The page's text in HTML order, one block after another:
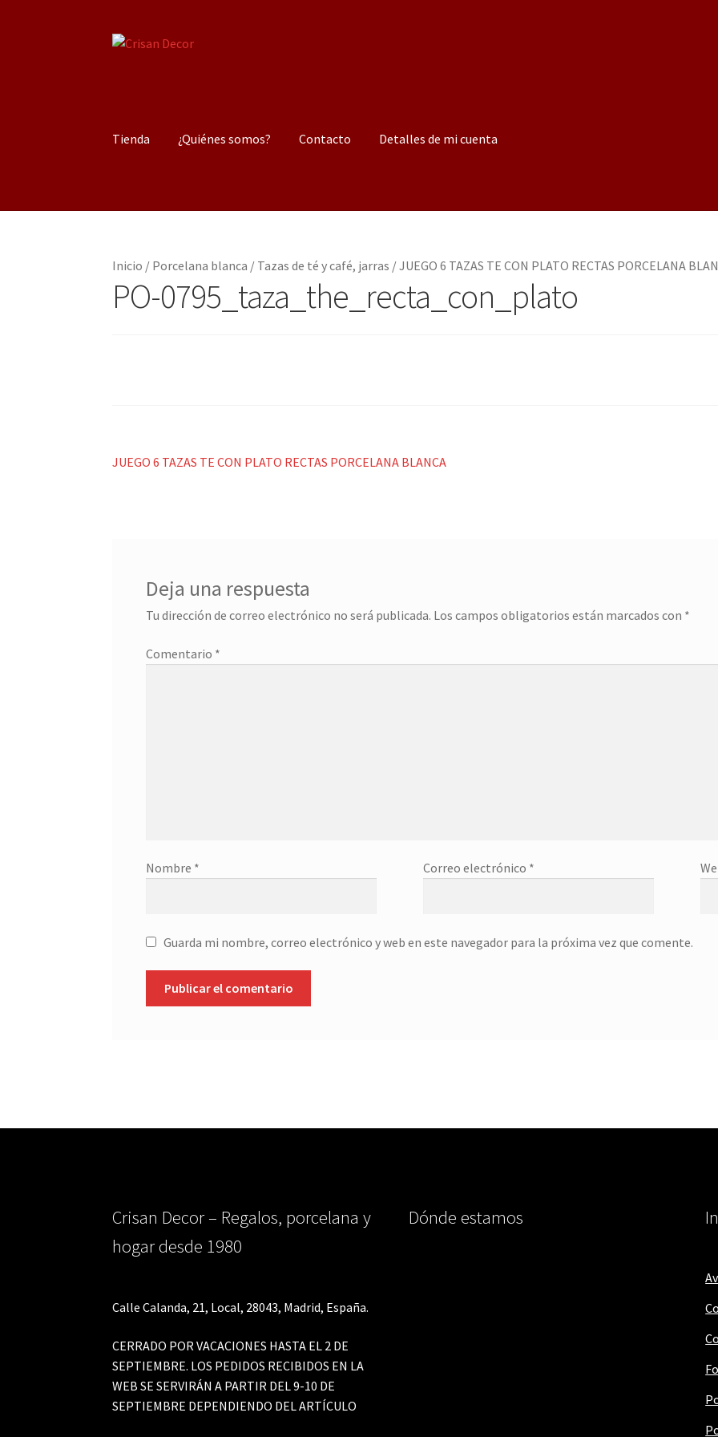
Ir
Ir
Tienda ¿Quiénes somos? Contacto Detalles de mi cuenta
Inicio / Porcelana blanca / Tazas de té y café, jarras /JUEGO 6 TAZAS TE CON PLATO RECTAS PORCELANA
PO-0795_taza_the_recta_con_plato
Navegación
Anterior:
JUEGO 6 TAZAS TE CON PLATO RECTAS PORCELANA BLANCA
Deja una respuesta
Tu dirección de correo electrónico no será publicada. Los campos obligatorios están marcados con *
Comentario *
Nombre * Correo electrónico *
Guarda mi nombre, correo electrónico y web en este navegador para la próxima vez que comente.
Crisan Decor – Regalos, porcelana y
hogar desde 1980
Calle Calanda, 21, Local, 28043, Madrid, España.
CERRADO POR VACACIONES HASTA EL 2 DE
SEPTIEMBRE. LOS PEDIDOS RECIBIDOS EN LA
WEB SE SERVIRÁN A PARTIR DEL 9-10 DE
SEPTIEMBRE DEPENDIENDO DEL ARTÍCULO
Dónde estamos